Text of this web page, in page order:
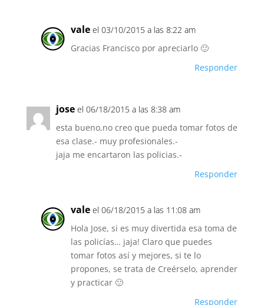
vale el 03/10/2015 a las 8:22 am
Gracias Francisco por apreciarlo 🙂
Responder
jose el 06/18/2015 a las 8:38 am
esta bueno,no creo que pueda tomar fotos de
esa clase.- muy profesionales.-
jaja me encartaron las policias.-
Responder
vale el 06/18/2015 a las 11:08 am
Hola Jose, si es muy divertida esa toma de
las policías… jaja! Claro que puedes
tomar fotos así y mejores, si te lo
propones, se trata de Creérselo, aprender
y practicar 🙂
Responder